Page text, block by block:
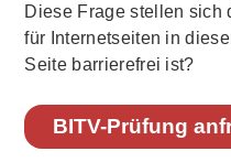
Diese Frage stellen sich
für Internetseiten in
Seite barrierefrei ist?
BITV-Prüfung